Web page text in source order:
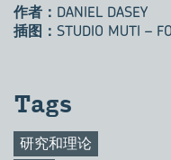
作者： DANIEL DASEY
插图： STUDIO MUTI –
Tags
研究和理论